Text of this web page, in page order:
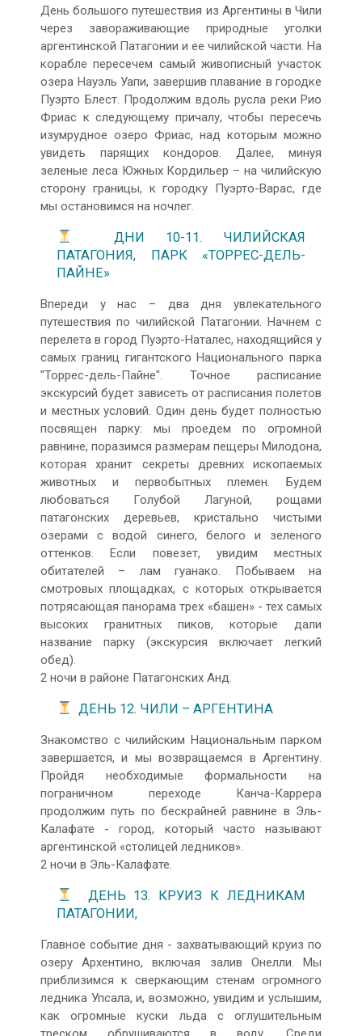
День большого путешествия из Аргентины в Чили
через завораживающие природные уголки
аргентинской Патагонии и ее чилийской части. На
корабле пересечем самый живописный участок
озера Науэль Уапи, завершив плавание в городке
Пуэрто Блест. Продолжим вдоль русла реки Рио
Фриас к следующему причалу, чтобы пересечь
изумрудное озеро Фриас, над которым можно
увидеть парящих кондоров. Далее, минуя
зеленые леса Южных Кордильер – на чилийскую
сторону границы, к городку Пуэрто-Варас, где
мы остановимся на ночлег.
ДНИ 10-11. ЧИЛИЙСКАЯ
ПАТАГОНИЯ, ПАРК «ТОРРЕС-ДЕЛЬ-
ПАЙНЕ»
Впереди у нас – два дня увлекательного
путешествия по чилийской Патагонии. Начнем с
перелета в город Пуэрто-Наталес, находящийся у
самых границ гигантского Национального парка
"Торрес-дель-Пайне". Точное расписание
экскурсий будет зависеть от расписания полетов
и местных условий. Один день будет полностью
посвящен парку: мы проедем по огромной
равнине, поразимся размерам пещеры Милодона,
которая хранит секреты древних ископаемых
животных и первобытных племен. Будем
любоваться Голубой Лагуной, рощами
патагонских деревьев, кристально чистыми
озерами с водой синего, белого и зеленого
оттенков. Если повезет, увидим местных
обитателей – лам гуанако. Побываем на
смотровых площадках, с которых открывается
потрясающая панорама трех «башен» - тех самых
высоких гранитных пиков, которые дали
название парку (экскурсия включает легкий
обед).
2 ночи в районе Патагонских Анд.
ДЕНЬ 12. ЧИЛИ – АРГЕНТИНА
Знакомство с чилийским Национальным парком
завершается, и мы возвращаемся в Аргентину.
Пройдя необходимые формальности на
пограничном переходе Канча-Каррера
продолжим путь по бескрайней равнине в Эль-
Калафате - город, который часто называют
аргентинской «столицей ледников».
2 ночи в Эль-Калафате.
ДЕНЬ 13. КРУИЗ К ЛЕДНИКАМ
ПАТАГОНИИ,
Главное событие дня - захватывающий круиз по
озеру Архентино, включая залив Онелли. Мы
приблизимся к сверкающим стенам огромного
ледника Упсала, и, возможно, увидим и услышим,
как огромные куски льда с оглушительным